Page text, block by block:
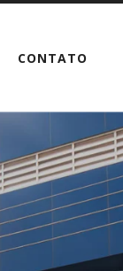
CONTATO